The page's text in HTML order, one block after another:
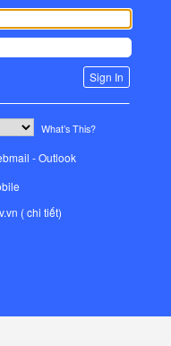
What’s This?
- Outlook
(chi tiết)